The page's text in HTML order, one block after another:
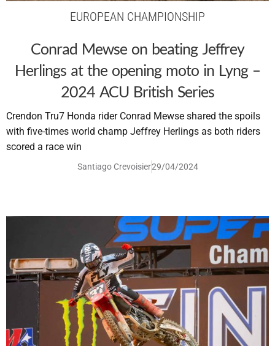
EUROPEAN CHAMPIONSHIP
Conrad Mewse on beating Jeffrey
Herlings at the opening moto in Lyng –
2024 ACU British Series
Crendon Tru7 Honda rider Conrad Mewse shared the spoils
with five-times world champ Jeffrey Herlings as both riders
scored a race win
Santiago Crevoisier29/04/2024